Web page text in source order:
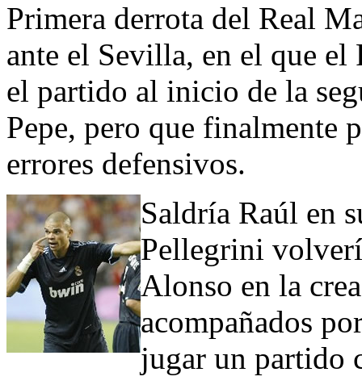
Primera derrota del Real
ante el Sevilla, en el que
el partido al inicio de la
Pepe, pero que finalmente
errores defensivos.
Saldría Raúl en
Pellegrini
Alonso en la
acompañados
jugar un partido